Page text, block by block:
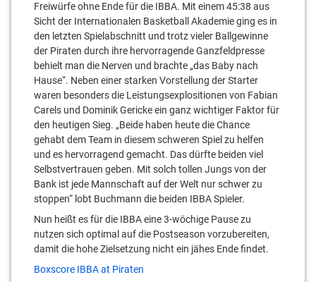
Freiwürfe ohne Ende für die IBBA. Mit einem 45:38 aus
Sicht der Internationalen Basketball Akademie ging es in
den letzten Spielabschnitt und trotz vieler Ballgewinne
der Piraten durch ihre hervorragende Ganzfeldpresse
behielt man die Nerven und brachte „das Baby nach
Hause“. Neben einer starken Vorstellung der Starter
waren besonders die Leistungsexplositionen von Fabian
Carels und Dominik Gericke ein ganz wichtiger Faktor für
den heutigen Sieg. „Beide haben heute die Chance
gehabt dem Team in diesem schweren Spiel zu helfen
und es hervorragend gemacht. Das dürfte beiden viel
Selbstvertrauen geben. Mit solch tollen Jungs von der
Bank ist jede Mannschaft auf der Welt nur schwer zu
stoppen“ lobt Buchmann die beiden IBBA Spieler.
Nun heißt es für die IBBA eine 3-wöchige Pause zu
nutzen sich optimal auf die Postseason vorzubereiten,
damit die hohe Zielsetzung nicht ein jähes Ende findet.
Boxscore IBBA at Piraten